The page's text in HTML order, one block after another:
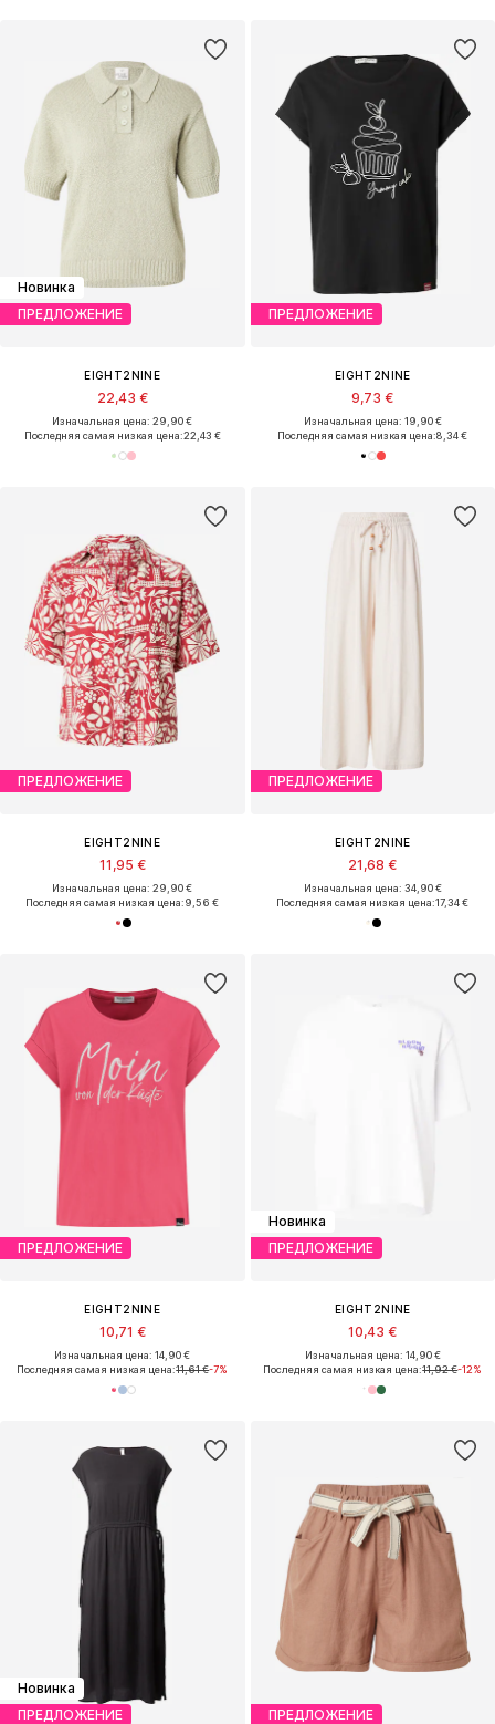
Новинка
ПРЕДЛОЖЕНИЕ
EIGHT2NINE
22,43 €
Изначальная цена: 29,90 €
Последняя самая низкая цена:22,43 €
ПРЕДЛОЖЕНИЕ
EIGHT2NINE
9,73 €
Изначальная цена: 19,90 €
Последняя самая низкая цена:8,34 €
ПРЕДЛОЖЕНИЕ
EIGHT2NINE
11,95 €
Изначальная цена: 29,90 €
Последняя самая низкая цена:9,56 €
ПРЕДЛОЖЕНИЕ
EIGHT2NINE
21,68 €
Изначальная цена: 34,90 €
Последняя самая низкая цена:17,34 €
ПРЕДЛОЖЕНИЕ
EIGHT2NINE
10,71 €
Изначальная цена: 14,90 €
Последняя самая низкая цена:11,61 €-7%
Новинка
ПРЕДЛОЖЕНИЕ
EIGHT2NINE
10,43 €
Изначальная цена: 14,90 €
Последняя самая низкая цена:11,92 €-12%
Новинка
ПРЕДЛОЖЕНИЕ
ПРЕДЛОЖЕНИЕ